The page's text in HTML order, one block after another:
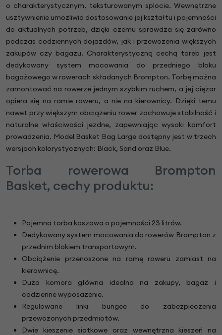
o charakterystycznym, teksturowanym splocie. Wewnętrzne
usztywnienie umożliwia dostosowanie jej kształtu i pojemności
do aktualnych potrzeb, dzięki czemu sprawdza się zarówno
podczas codziennych dojazdów, jak i przewożenia większych
zakupów czy bagażu. Charakterystyczną cechą toreb jest
dedykowany system mocowania do przedniego bloku
bagażowego w rowerach składanych Brompton. Torbę można
zamontować na rowerze jednym szybkim ruchem, a jej ciężar
opiera się na ramie roweru, a nie na kierownicy. Dzięki temu
nawet przy większym obciążeniu rower zachowuje stabilność i
naturalne właściwości jezdne, zapewniając wysoki komfort
prowadzenia. Model Basket Bag Large dostępny jest w trzech
wersjach kolorystycznych: Black, Sand oraz Blue.
Torba rowerowa Brompton
Basket, cechy produktu:
Pojemna torba koszowa o pojemności 23 litrów.
Dedykowany system mocowania do rowerów Brompton z
przednim blokiem transportowym.
Obciążenie przenoszone na ramę roweru zamiast na
kierownicę.
Duża komora główna idealna na zakupy, bagaż i
codzienne wyposażenie.
Regulowane linki bungee do zabezpieczenia
przewożonych przedmiotów.
Dwie kieszenie siatkowe oraz wewnętrzna kieszeń na